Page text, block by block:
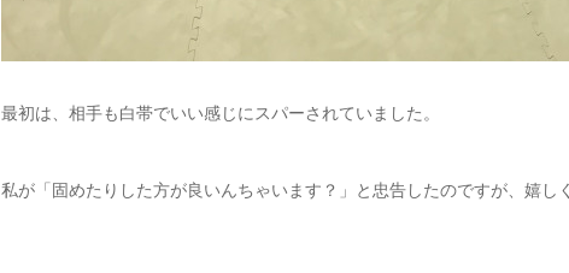
最初は、相手も白帯でいい感じにスパーされていました。
私が「固めたりした方が良いんちゃいます？」と忠告したのですが、嬉